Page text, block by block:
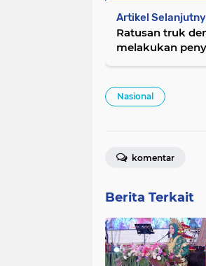
Artikel
Ratusan truk
melakukan
Nasional
komentar
Berita Terkait